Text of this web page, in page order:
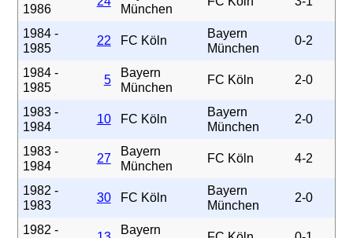
1986
München
1984 -
1985
22 FC Köln
Bayern
München
0-2
1984 -
1985
5
Bayern
München
FC Köln 2-0
1983 -
1984
10 FC Köln
Bayern
München
2-0
1983 -
1984
27
Bayern
München
FC Köln 4-2
1982 -
1983
30 FC Köln
Bayern
München
2-0
1982 -
Bayern